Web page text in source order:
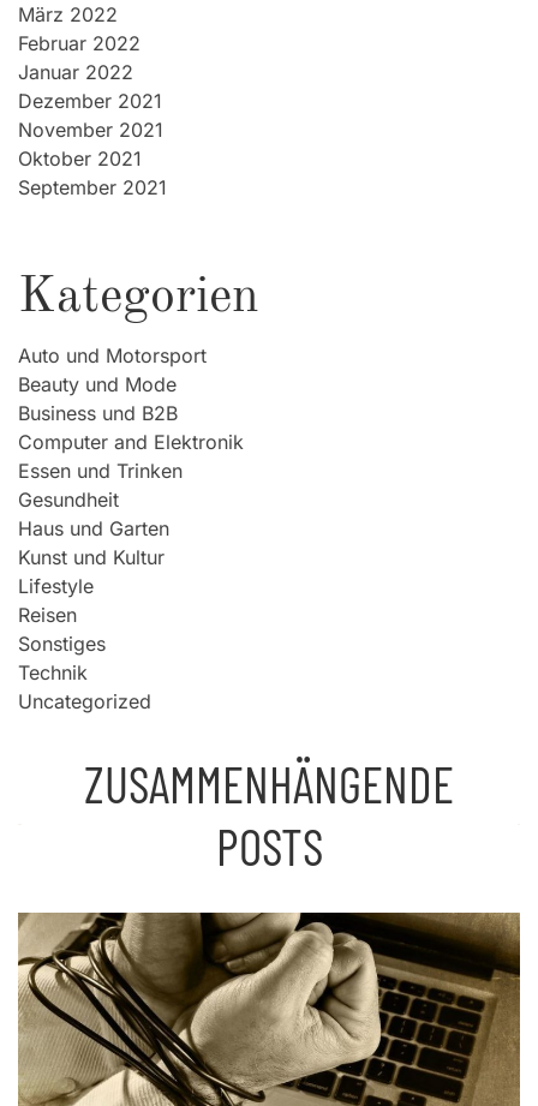
März 2022
Februar 2022
Januar 2022
Dezember 2021
November 2021
Oktober 2021
September 2021
Kategorien
Auto und Motorsport
Beauty und Mode
Business und B2B
Computer and Elektronik
Essen und Trinken
Gesundheit
Haus und Garten
Kunst und Kultur
Lifestyle
Reisen
Sonstiges
Technik
Uncategorized
ZUSAMMENHÄNGENDE
POSTS